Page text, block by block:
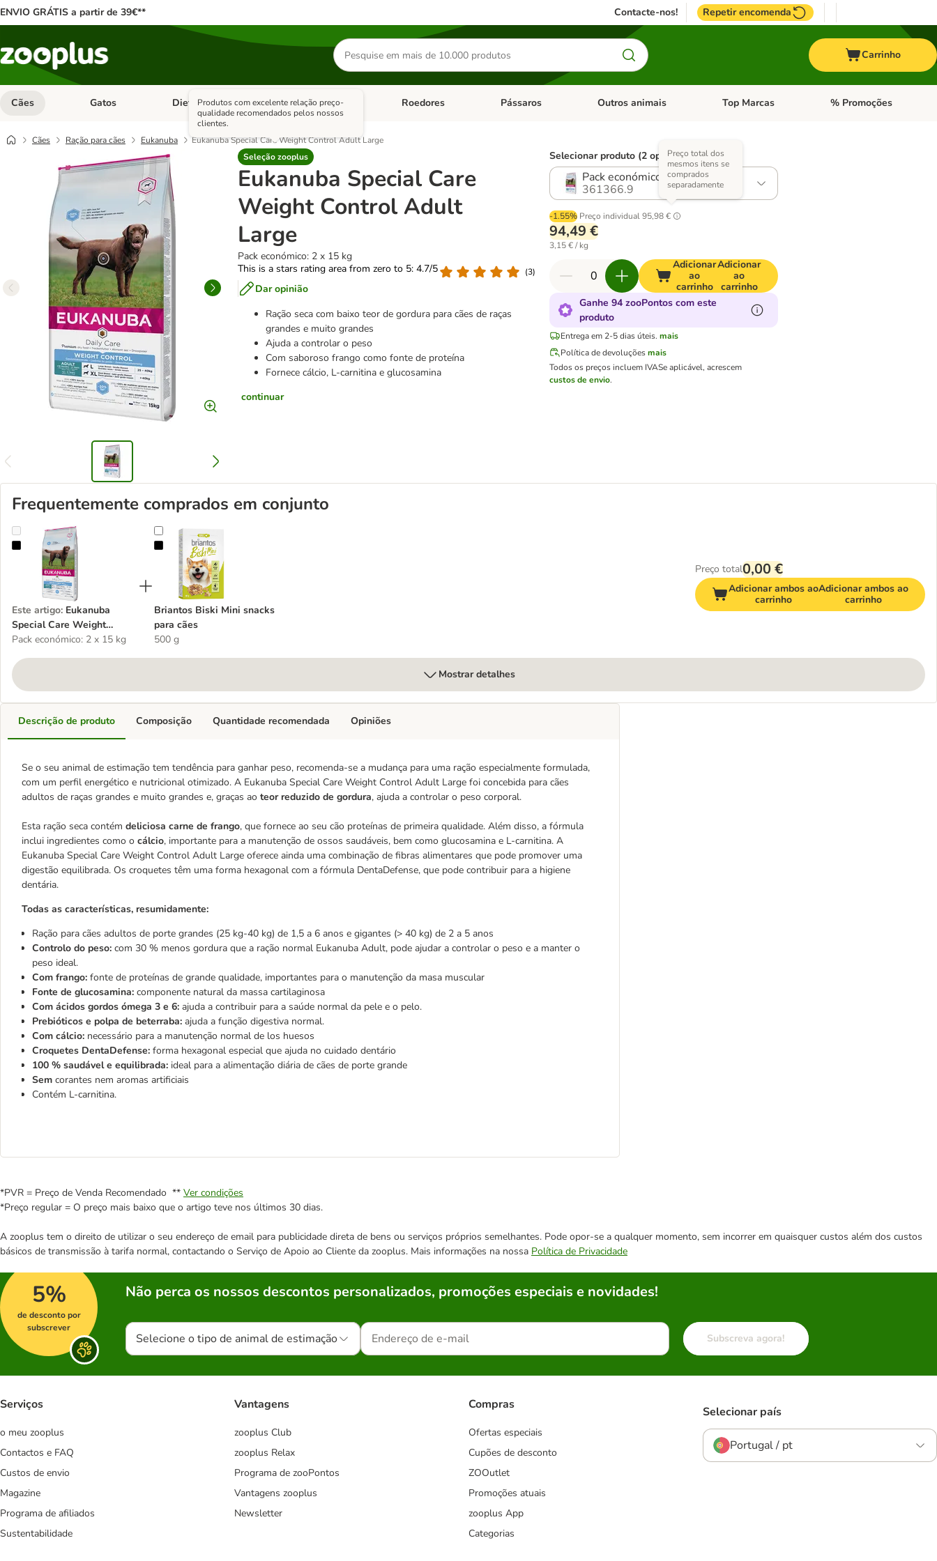
ENVIO GRÁTIS a partir de 39€** Contacte-nos! Repetir encomenda
Pesquisar
produtos
Carrinho
Cães Abrir menu de categoria: Cães
Gatos Abrir menu de categoria: Gatos
Dieta Vet. Abrir menu de categoria: Dieta Vet.
Antiparasitários Abrir menu de categoria: Antiparasitários
Roedores Abrir menu de categoria: Roedores
Pássaros Abrir menu de categoria: Pássaros
Outros animais Abrir menu de categoria: Outros animais
Top Marcas Abrir menu de categoria:
% Promoções
Cães Ração para cães Eukanuba
Eukanuba Special Care Weight Control Adult Large
Seleção zooplus
Produtos com excelente relação preço-
qualidade recomendados pelos nossos
clientes.
Eukanuba Special Care
Weight Control Adult
Large
Pack económico: 2 x 15 kg
This is a stars rating area from zero to 5: 4.7/5
(3)
Dar opinião
Ração seca com baixo teor de gordura para cães de raças
grandes e muito grandes
Ajuda a controlar o peso
Com saboroso frango como fonte de proteína
Fornece cálcio, L-carnitina e glucosamina
continuar
Selecionar produto (2 opções)
Pack económico: 2 x 15 kg
361366.9
-1.55% Preço individual 95,98 €
Preço total dos
mesmos itens se
comprados
separadamente
94,49 €
3,15 € / kg
Adicionar
ao
carrinho
Adicionar
ao
carrinho
Ganhe 94 zooPontos com este
produto
Entrega em 2-5 dias úteis. mais
Política de devoluções mais
Todos os preços incluem IVASe aplicável, acrescem
custos de envio.
Frequentemente comprados em conjunto
Eukanuba Special Care Weight Control Adult Large
Este artigo: Eukanuba
Special Care Weight
Control Adult Large
Pack económico: 2 x 15 kg
Briantos Biski Mini snacks para cães
Briantos Biski Mini snacks
para cães
500 g
Preço total0,00 €
Adicionar ambos ao
carrinho
Adicionar ambos ao
carrinho
Mostrar detalhes
Descrição de produto
Se o seu animal de estimação tem tendência para ganhar peso, recomenda-se a mudança para uma ração especialmente formulada,
com um perfil energético e nutricional otimizado. A Eukanuba Special Care Weight Control Adult Large foi concebida para cães
adultos de raças grandes e muito grandes e, graças ao teor reduzido de gordura, ajuda a controlar o peso corporal.
Esta ração seca contém deliciosa carne de frango, que fornece ao seu cão proteínas de primeira qualidade. Além disso, a fórmula
inclui ingredientes como o cálcio, importante para a manutenção de ossos saudáveis, bem como glucosamina e L-carnitina. A
Eukanuba Special Care Weight Control Adult Large oferece ainda uma combinação de fibras alimentares que pode promover uma
digestão equilibrada. Os croquetes têm uma forma hexagonal com a fórmula DentaDefense, que pode contribuir para a higiene
dentária.
Todas as características, resumidamente:
Ração para cães adultos de porte grandes (25 kg-40 kg) de 1,5 a 6 anos e gigantes (> 40 kg) de 2 a 5 anos
Controlo do peso: com 30 % menos gordura que a ração normal Eukanuba Adult, pode ajudar a controlar o peso e a manter o
peso ideal.
Com frango: fonte de proteínas de grande qualidade, importantes para o manutenção da masa muscular
Fonte de glucosamina: componente natural da massa cartilaginosa
Com ácidos gordos ómega 3 e 6: ajuda a contribuir para a saúde normal da pele e o pelo.
Prebióticos e polpa de beterraba: ajuda a função digestiva normal.
Com cálcio: necessário para a manutenção normal de los huesos
Croquetes DentaDefense: forma hexagonal especial que ajuda no cuidado dentário
100 % saudável e equilibrada: ideal para a alimentação diária de cães de porte grande
Sem corantes nem aromas artificiais
Contém L-carnitina.
Composição Quantidade recomendada Opiniões
*PVR = Preço de Venda Recomendado ** Ver condições
*Preço regular = O preço mais baixo que o artigo teve nos últimos 30 dias.
A zooplus tem o direito de utilizar o seu endereço de email para publicidade direta de bens ou serviços próprios semelhantes. Pode opor-se a qualquer momento, sem incorrer em quaisquer custos além dos custos
básicos de transmissão à tarifa normal, contactando o Serviço de Apoio ao Cliente da zooplus. Mais informações na nossa Política de Privacidade
5%
de desconto por
subscrever
Não perca os nossos descontos personalizados, promoções especiais e novidades!
Selecione o tipo de animal de estimação Subscreva agora!
Serviços
o meu zooplus
Contactos e FAQ
Custos de envio
Magazine
Programa de afiliados
Sustentabilidade
Vantagens
zooplus Club
zooplus Relax
Programa de zooPontos
Vantagens zooplus
Newsletter
Compras
Ofertas especiais
Cupões de desconto
ZOOutlet
Promoções atuais
zooplus App
Categorias
Selecionar país
Portugal / pt